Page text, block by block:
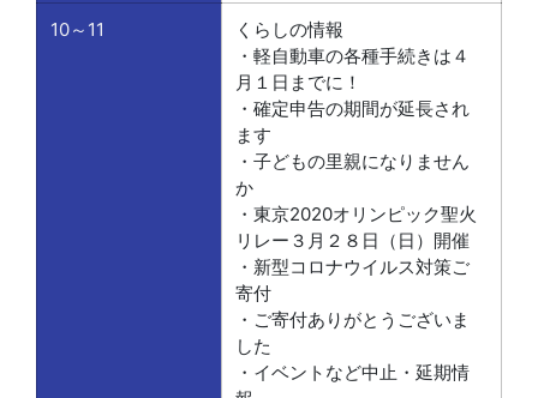
10～11
くらしの情報
・軽自動車の各種手続きは４
月１日までに！
・確定申告の期間が延長され
ます
・子どもの里親になりません
か
・東京2020オリンピック聖火
リレー３月２８日（日）開催
・新型コロナウイルス対策ご
寄付
・ご寄付ありがとうございま
した
・イベントなど中止・延期情